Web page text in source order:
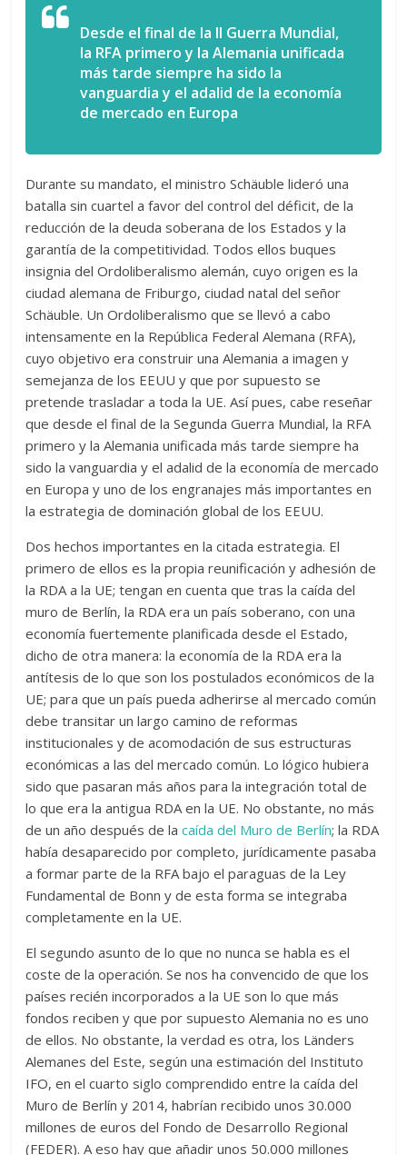
Desde el final de la II Guerra Mundial,
la RFA primero y la Alemania unificada
más tarde siempre ha sido la
vanguardia y el adalid de la economía
de mercado en Europa
Durante su mandato, el ministro Schäuble lideró una
batalla sin cuartel a favor del control del déficit, de la
reducción de la deuda soberana de los Estados y la
garantía de la competitividad. Todos ellos buques
insignia del Ordoliberalismo alemán, cuyo origen es la
ciudad alemana de Friburgo, ciudad natal del señor
Schäuble. Un Ordoliberalismo que se llevó a cabo
intensamente en la República Federal Alemana (RFA),
cuyo objetivo era construir una Alemania a imagen y
semejanza de los EEUU y que por supuesto se
pretende trasladar a toda la UE. Así pues, cabe reseñar
que desde el final de la Segunda Guerra Mundial, la RFA
primero y la Alemania unificada más tarde siempre ha
sido la vanguardia y el adalid de la economía de mercado
en Europa y uno de los engranajes más importantes en
la estrategia de dominación global de los EEUU.
Dos hechos importantes en la citada estrategia. El
primero de ellos es la propia reunificación y adhesión de
la RDA a la UE; tengan en cuenta que tras la caída del
muro de Berlín, la RDA era un país soberano, con una
economía fuertemente planificada desde el Estado,
dicho de otra manera: la economía de la RDA era la
antítesis de lo que son los postulados económicos de la
UE; para que un país pueda adherirse al mercado común
debe transitar un largo camino de reformas
institucionales y de acomodación de sus estructuras
económicas a las del mercado común. Lo lógico hubiera
sido que pasaran más años para la integración total de
lo que era la antigua RDA en la UE. No obstante, no más
de un año después de lacaída del Muro de Berlín; la RDA
había desaparecido por completo, jurídicamente pasaba
a formar parte de la RFA bajo el paraguas de la Ley
Fundamental de Bonn y de esta forma se integraba
completamente en la UE.
El segundo asunto de lo que no nunca se habla es el
coste de la operación. Se nos ha convencido de que los
países recién incorporados a la UE son lo que más
fondos reciben y que por supuesto Alemania no es uno
de ellos. No obstante, la verdad es otra, los Länders
Alemanes del Este, según una estimación del Instituto
IFO, en el cuarto siglo comprendido entre la caída del
Muro de Berlín y 2014, habrían recibido unos 30.000
millones de euros del Fondo de Desarrollo Regional
(FEDER). A eso hay que añadir unos 50.000 millones